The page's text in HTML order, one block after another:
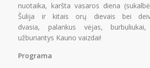
nuotaika, karšta vasaros diena
Šulija ir kitais orų dievais bei
dvasia, palankus vėjas,
užburiantys Kauno vaizdai!
Programa